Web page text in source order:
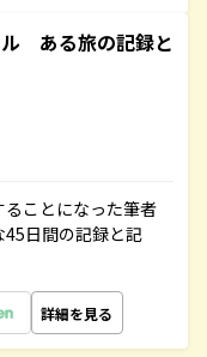
ある旅の記録と
ことになった筆者
日間の記録と記
詳細を見る